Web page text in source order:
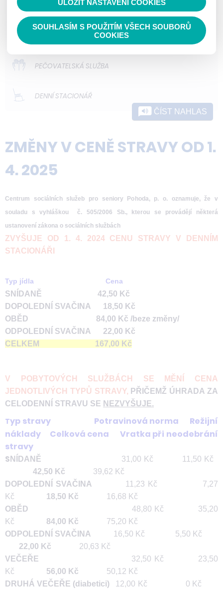
ODLEHČOVACÍ SLUŽBY
DOMOVY PRO OSOBY SE ZDRAVOTNÍM
PEČOVATELSKÁ SLUŽBA
DENNÍ STACIONÁŘ
ČÍST NAHLAS
ZMĚNY V CENĚ STRAVY OD 1.
4. 2025
Centrum sociálních služeb pro seniory Pohoda, p. o. oznamuje, že v
souladu s vyhláškou č. 505/2006 Sb., kterou se provádějí některá
ustanovení zákona o sociálních službách
ZVYŠUJE OD 1. 4. 2024 CENU STRAVY V DENNÍM
STACIONÁŘI
Typ jídla Cena
SNÍDANĚ 42,50 Kč
DOPOLEDNÍ SVAČINA 18,50 Kč
OBĚD 84,00 Kč /beze změny/
ODPOLEDNÍ SVAČINA 22,00 Kč
CELKEM 167,00 Kč
V POBYTOVÝCH SLUŽBÁCH SE MĚNÍ CENA
JEDNOTLIVÝCH TYPŮ STRAVY, PŘIČEMŽ ÚHRADA ZA
CELODENNÍ STRAVU SE NEZVYŠUJE.
Typ stravy Potravinová norma Režijní
náklady Celková cena Vratka při neodebrání
stravy
S NÍDANĚ 31,00 Kč 11,50 Kč
42,50 Kč 39,62 Kč
DOPOLEDNÍ SVAČINA
11,23 Kč 7,27
Kč
18,50 Kč
16,68 Kč
OBĚD 48,80 Kč 35,20
Kč 84,00 Kč 75,20 Kč
ODPOLEDNÍ SVAČINA
16,50 Kč 5,50 Kč
22,00 Kč 20,63 Kč
VEČEŘE 32,50 Kč 23,50
Kč
56,00 Kč 50,12 Kč
DRUHÁ VEČEŘE (diabetici) 12,00 Kč 0 Kč
ULOŽIT NASTAVENÍ COOKIES
SOUHLASÍM S POUŽITÍM VŠECH SOUBORŮ
COOKIES